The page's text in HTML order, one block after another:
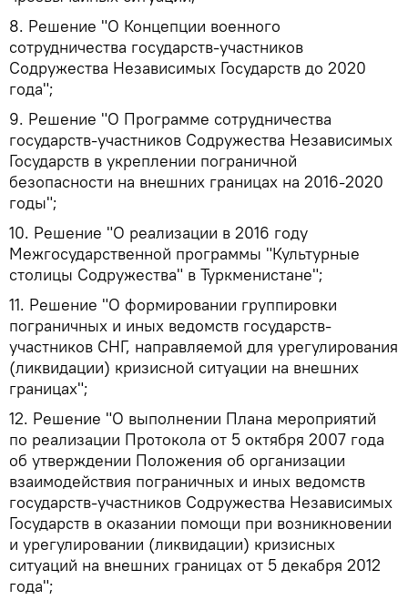
8. Решение "О Концепции военного
сотрудничества государств-участников
Содружества Независимых Государств до 2020
года";
9. Решение "О Программе сотрудничества
государств-участников Содружества Независимых
Государств в укреплении пограничной
безопасности на внешних границах на 2016-2020
годы";
10. Решение "О реализации в 2016 году
Межгосударственной программы "Культурные
столицы Содружества" в Туркменистане";
11. Решение "О формировании группировки
пограничных и иных ведомств государств-
участников СНГ, направляемой для урегулирования
(ликвидации) кризисной ситуации на внешних
границах";
12. Решение "О выполнении Плана мероприятий
по реализации Протокола от 5 октября 2007 года
об утверждении Положения об организации
взаимодействия пограничных и иных ведомств
государств-участников Содружества Независимых
Государств в оказании помощи при возникновении
и урегулировании (ликвидации) кризисных
ситуаций на внешних границах от 5 декабря 2012
года";